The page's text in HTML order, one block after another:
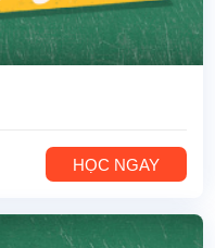
HỌC NGAY